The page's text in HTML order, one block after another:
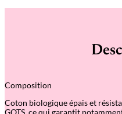
Composition
Coton biologique épais et